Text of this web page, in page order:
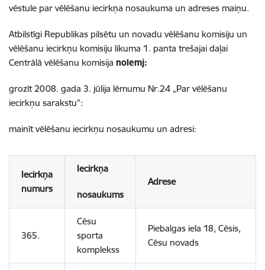
vēstule par vēlēšanu iecirkņa nosaukuma un adreses maiņu.
Atbilstīgi Republikas pilsētu un novadu vēlēšanu komisiju un
vēlēšanu iecirkņu komisiju likuma 1. panta trešajai daļai
Centrālā vēlēšanu komisija nolemj:
grozīt 2008. gada 3. jūlija lēmumu Nr.24 „Par vēlēšanu
iecirkņu sarakstu”:
mainīt vēlēšanu iecirkņu nosaukumu un adresi:
Iecirkņa
numurs
Iecirkņa
nosaukums
Adrese
365.
Cēsu
sporta
komplekss
Piebalgas iela 18, Cēsis,
Cēsu novads